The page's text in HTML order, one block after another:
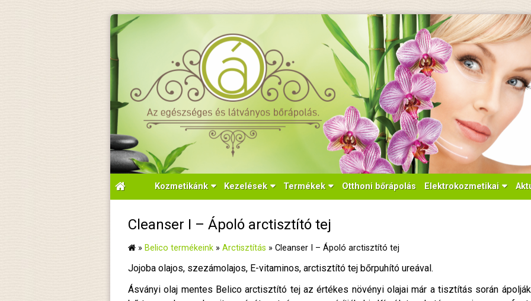
Kozmetikánk Kezelések Termékek Otthoni bőrápolás Elektrokozmetikai
Cleanser I – Ápoló arctisztító tej
» Belico termékeink » Arctisztítás » Cleanser I – Ápoló arctisztító tej
Jojoba olajos, szezámolajos, E-vitaminos, arctisztító tej bőrpuhító ureával.
Ásványi olaj mentes Belico arctisztító tej az értékes növényi olajai már a tisztítás során